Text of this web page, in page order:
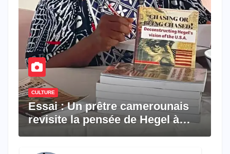
CULTURE
Essai : Un prêtre camerounais
revisite la pensée de Hegel à